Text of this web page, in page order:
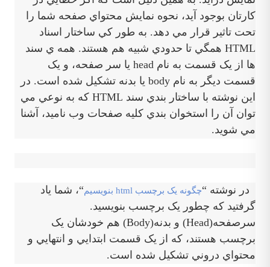
کارتان بوجود آيد، نحوه نمايش محتواي صفحه شما را
تحت تاثير قرار مي دهد. به طور کي ساختار اسناد
HTML همگي تا حدودي شبيه هم هستند. همه ي سند
ها از يک قسمت به نام head يا سر صفحه، و يک
قسمت ديگر به نام body يا بدنه تشکيل شده است. در
اين نوشته با ساختار بندي سند HTML که به نوعي مي
توان آن را استخوان بندي کليه صفحات وب ناميد، آشنا
مي شويد.
در نوشته “چگونه يک برچسب html بنويسيم
“، شما ياد
گرفتيد که چطور يک برچسب بنويسيد.
سرصفحه(Head) و بدنه(Body) هم خودشان يک
برچسب هستند، که از يک قسمت ابتدايي و انتهايي و
محتواي دروني تشکيل شده است.